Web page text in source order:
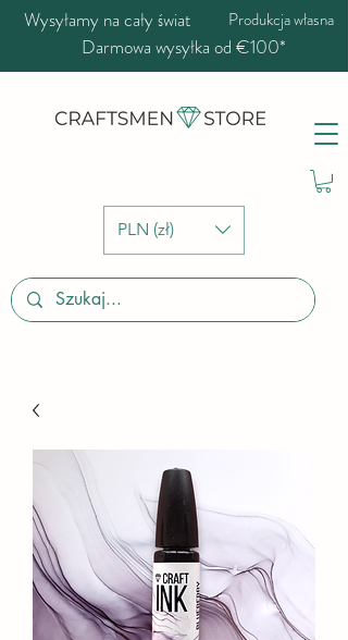
PLN (zł)
Wysyłamy na cały świat Produkcja własna
Darmowa wysyłka od €100*